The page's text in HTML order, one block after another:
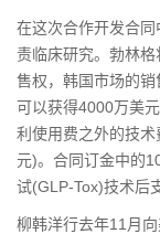
在这次合作开发合
责临床研究。勃林
售权，韩国市场的
可以获得4000万美
利使用费之外的技
元)。合同订金中的
试(GLP-Tox)技术后
柳韩洋行去年11月